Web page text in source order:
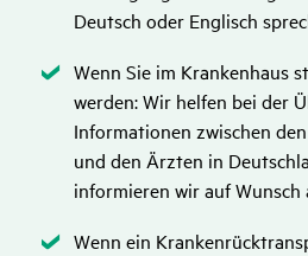
Deutsch oder Englisch
Zutreffend
Wenn Sie im Krankenhaus
werden: Wir helfen bei der
Informationen zwischen
und den Ärzten in
informieren wir auf
Zutreffend
Wenn ein